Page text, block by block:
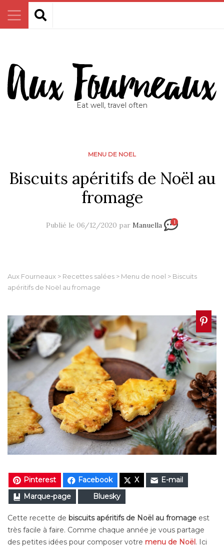
Eat well, travel often
MENU DE NOEL
Biscuits apéritifs de Noël au
fromage
Publié le 06/12/2020 par Manuella 1
Aux Fourneaux > Recettes salées > Menu de noel > Biscuits
apéritifs de Noël au fromage
Pinterest Facebook X
E-mail
Marque-page
Bluesky
Cette recette de biscuits apéritifs de Noël au fromage est
très facile à faire. Comme chaque année je vous partage
des petites idées pour composer votre menu de Noël. Ici